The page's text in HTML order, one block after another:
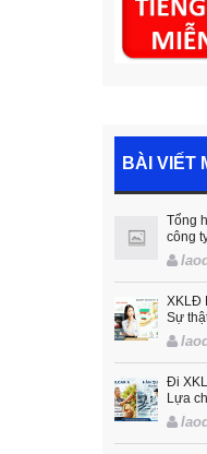
BÀI VIẾT
Tổng
công
XKLĐ
Sự
Đi
Lựa